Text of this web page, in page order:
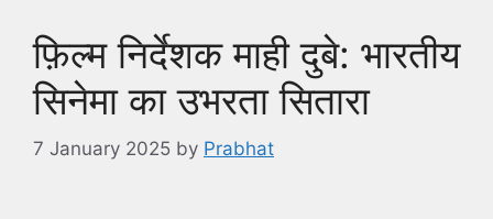
फ़िल्म निर्देशक माही दुबे: भारतीय
सिनेमा का उभरता सितारा
7 January 2025 by Prabhat